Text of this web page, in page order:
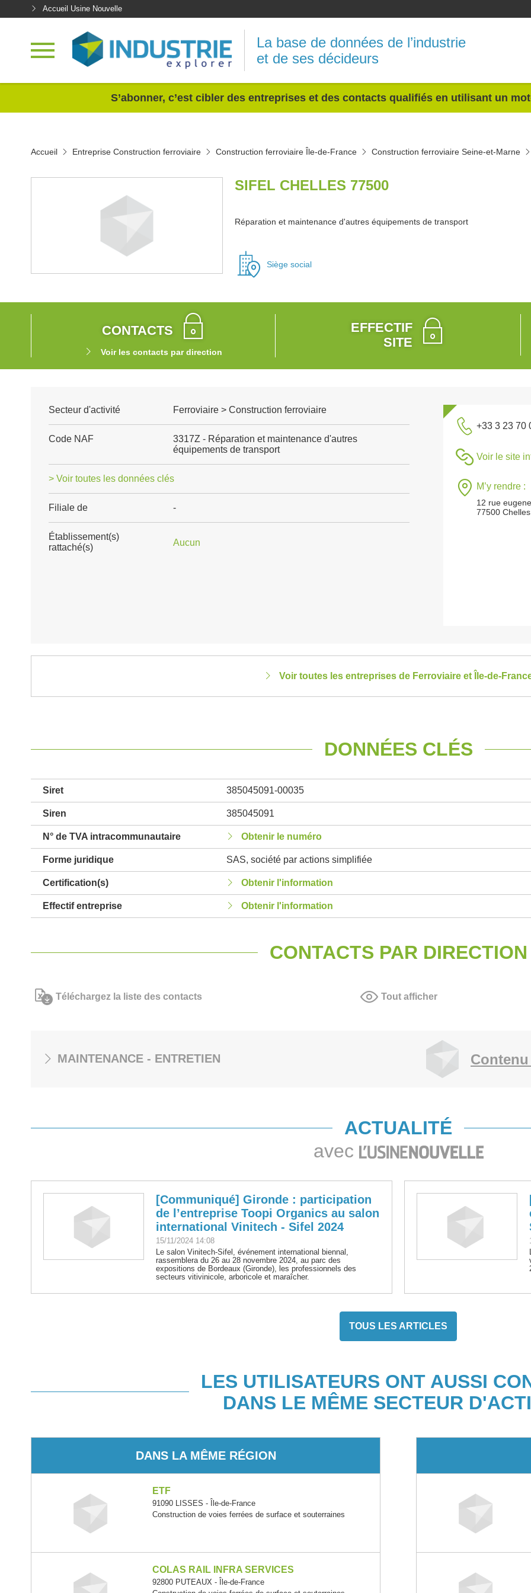
Accueil Usine Nouvelle
La base de données de l’industrie
et de ses décideurs
S’abonner, c’est cibler des entreprises et des contacts qualifiés en utilisant un
Accueil Entreprise Construction ferroviaire Construction ferroviaire Île-de-France Construction ferroviaire Seine-et-Marne
SIFEL CHELLES 77500
Réparation et maintenance d'autres équipements de transport
Siège social
CONTACTS
Voir les contacts par direction
EFFECTIF
SITE
Secteur d'activité Ferroviaire > Construction ferroviaire
Code NAF
3317Z - Réparation et maintenance d'autres
équipements de transport
> Voir toutes les données clés
Filiale de -
Établissement(s)
rattaché(s)
Aucun
+33 3 23 70
Voir le site
M’y rendre :
12 rue
77500 Chelles
Voir toutes les entreprises de Ferroviaire et Île-de-
DONNÉES CLÉS
Siret 385045091-00035
Siren 385045091
N° de TVA intracommunautaire Obtenir le numéro
Forme juridique SAS, société par actions simplifiée
Certification(s) Obtenir l'information
Effectif entreprise Obtenir l'information
CONTACTS PAR DIRECTION
Téléchargez la liste des contacts Tout afficher
MAINTENANCE - ENTRETIEN
ACTUALITÉ
avec
[Communiqué] Gironde : participation
de l’entreprise Toopi Organics au salon
international Vinitech - Sifel 2024
15/11/2024 14:08
Le salon Vinitech-Sifel, événement international biennal,
rassemblera du 26 au 28 novembre 2024, au parc des
expositions de Bordeaux (Gironde), les professionnels des
secteurs vitivinicole, arboricole et maraîcher.
TOUS LES ARTICLES
LES UTILISATEURS ONT AUSSI
DANS LE MÊME SECTEUR
DANS LA MÊME RÉGION
ETF
91090 LISSES - Île-de-France
Construction de voies ferrées de surface et souterraines
COLAS RAIL INFRA SERVICES
92800 PUTEAUX - Île-de-France